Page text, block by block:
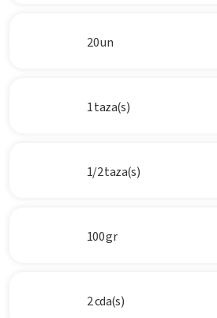
20 un
1 taza(s)
1/2 taza(s)
100 gr
2 cda(s)